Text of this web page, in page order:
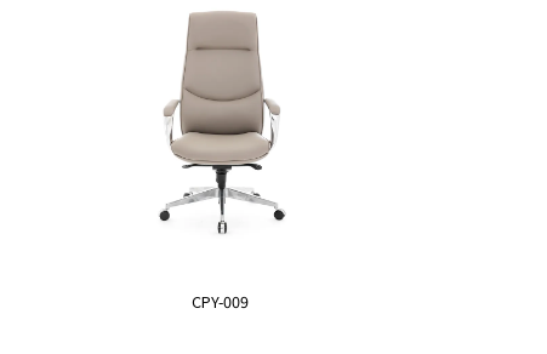
CPY-009